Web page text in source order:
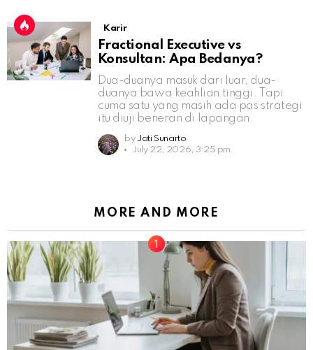
Karir
Fractional Executive vs
Konsultan: Apa Bedanya?
Dua-duanya masuk dari luar, dua-
duanya bawa keahlian tinggi. Tapi
cuma satu yang masih ada pas strategi
itu diuji beneran di lapangan.
by Jati Sunarto
July 22, 2026, 3:25 pm
MORE AND MORE